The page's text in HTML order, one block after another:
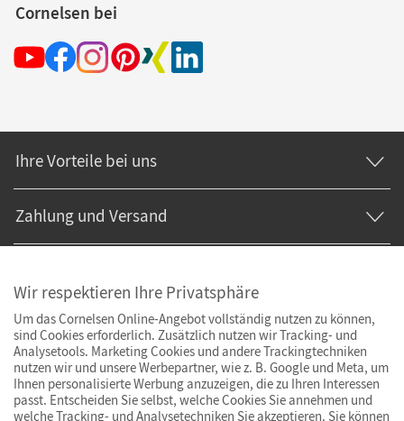
Cornelsen bei
Ihre Vorteile bei uns
Zahlung und Versand
Wir respektieren Ihre Privatsphäre
Um das Cornelsen Online-Angebot vollständig nutzen zu können,
sind Cookies erforderlich. Zusätzlich nutzen wir Tracking- und
Analysetools. Marketing Cookies und andere Trackingtechniken
nutzen wir und unsere Werbepartner, wie z. B. Google und Meta, um
Ihnen personalisierte Werbung anzuzeigen, die zu Ihren Interessen
passt. Entscheiden Sie selbst, welche Cookies Sie annehmen und
welche Tracking- und Analysetechniken Sie akzeptieren. Sie können